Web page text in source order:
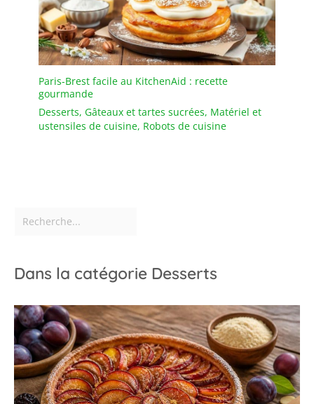
Paris-Brest facile au KitchenAid : recette
gourmande
Desserts, Gâteaux et tartes sucrées, Matériel et
ustensiles de cuisine, Robots de cuisine
Dans la catégorie Desserts